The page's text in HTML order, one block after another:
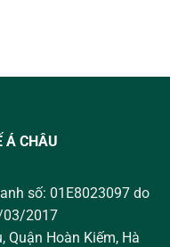
Á CHÂU
số: 01E8023097 do
03/2017
Quận Hoàn Kiếm, Hà